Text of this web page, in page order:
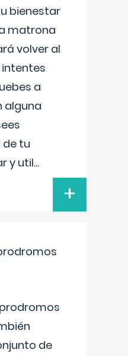
bienestar
matrona
volver al
a
alguna
tu
y util...
+
de